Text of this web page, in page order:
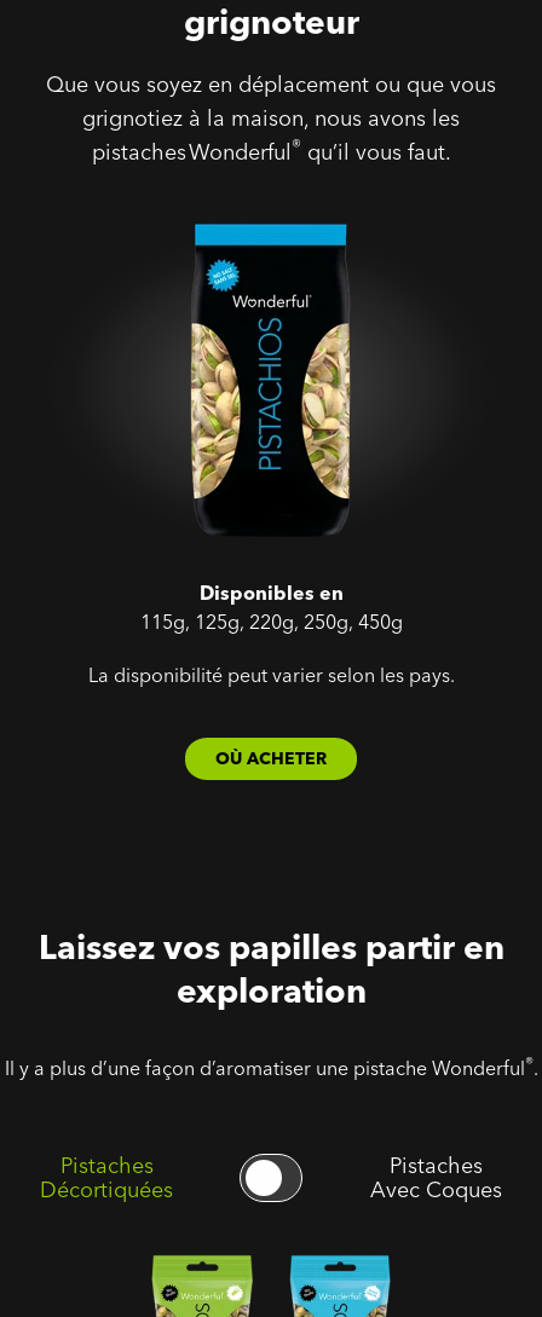
grignoteur
Que vous soyez en déplacement ou que vous
grignotiez à la maison, nous avons les
pistaches Wonderful® qu’il vous faut.
Disponibles en
115g, 125g, 220g, 250g, 450g
La disponibilité peut varier selon les pays.
OÙ ACHETER
Laissez vos papilles partir en
exploration
Il y a plus d’une façon d’aromatiser une pistache Wonderful®.
Pistaches
Décortiquées
Pistaches
Avec Coques
Pistaches
Décortiquées
Pistaches
Décortiquées